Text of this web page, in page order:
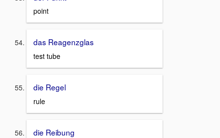
point
das Reagenzglas
test tube
die Regel
rule
die Reibung